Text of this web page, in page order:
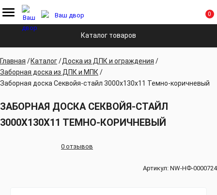
0
Каталог товаров
Главная Каталог
Доска из ДПК и ограждения
Заборная доска из ДПК и МПК
Заборная доска Секвойя-стайл 3000х130х11 Темно-коричневый
ЗАБОРНАЯ ДОСКА СЕКВОЙЯ-СТАЙЛ
3000Х130Х11 ТЕМНО-КОРИЧНЕВЫЙ
Артикул: NW-НФ-0000724
0 отзывов